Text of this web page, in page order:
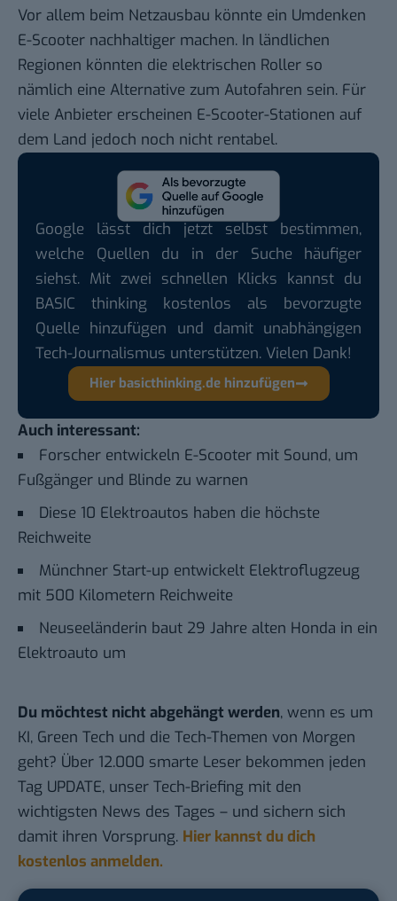
Vor allem beim Netzausbau könnte ein Umdenken
E-Scooter nachhaltiger machen. In ländlichen
Regionen könnten die elektrischen Roller so
nämlich eine Alternative zum Autofahren sein. Für
viele Anbieter erscheinen E-Scooter-Stationen auf
dem Land jedoch noch nicht rentabel.
Google lässt dich jetzt selbst bestimmen,
welche Quellen du in der Suche häufiger
siehst. Mit zwei schnellen Klicks kannst du
BASIC thinking kostenlos als bevorzugte
Quelle hinzufügen und damit unabhängigen
Tech-Journalismus unterstützen. Vielen Dank!
Hier basicthinking.de hinzufügen
Auch interessant:
Forscher entwickeln E-Scooter mit Sound, um
Fußgänger und Blinde zu warnen
Diese 10 Elektroautos haben die höchste
Reichweite
Münchner Start-up entwickelt Elektroflugzeug
mit 500 Kilometern Reichweite
Neuseeländerin baut 29 Jahre alten Honda in ein
Elektroauto um
Du möchtest nicht abgehängt werden, wenn es um
KI, Green Tech und die Tech-Themen von Morgen
geht? Über 12.000 smarte Leser bekommen jeden
Tag UPDATE, unser Tech-Briefing mit den
wichtigsten News des Tages – und sichern sich
damit ihren Vorsprung. Hier kannst du dich
kostenlos anmelden.